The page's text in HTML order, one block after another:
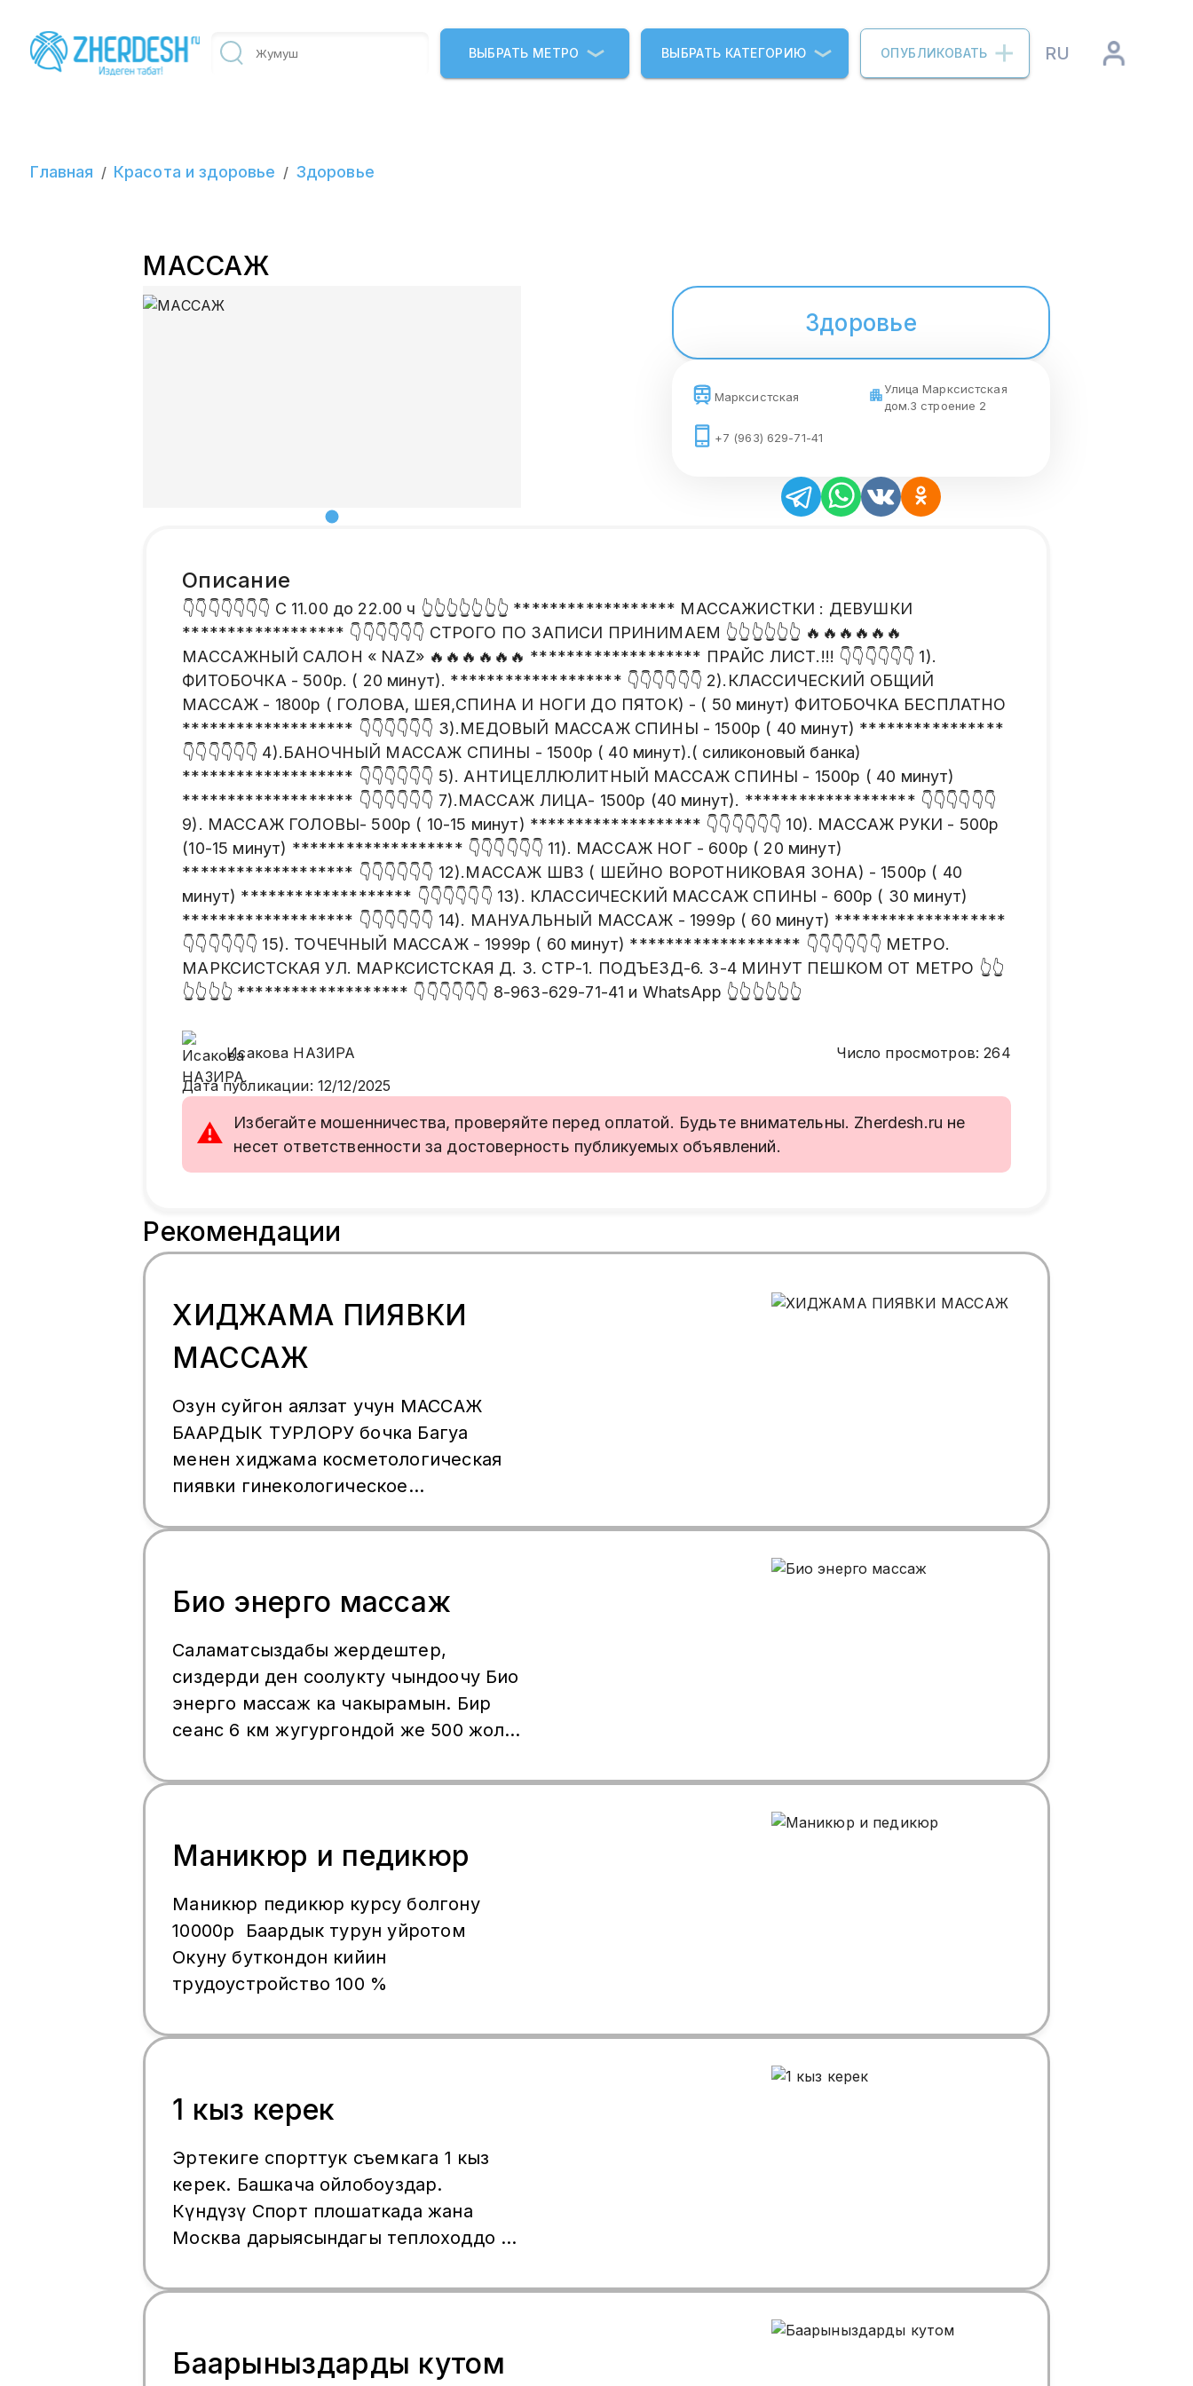
ВЫБРАТЬ МЕТРО ВЫБРАТЬ КАТЕГОРИЮ ОПУБЛИКОВАТЬ RU
Главная / Красота и здоровье / Здоровье
МАССАЖ
Здоровье
Марксистская
Улица Марксистская
дом.3 строение 2
+7 (963) 629-71-41
Описание
👇👇👇👇👇👇👇 С 11.00 до 22.00 ч 👆👆👆👆👆👆👆 ****************** МАССАЖИСТКИ : ДЕВУШКИ
****************** 👇👇👇👇👇👇 СТРОГО ПО ЗАПИСИ ПРИНИМАЕМ 👆👆👆👆👆👆 🔥🔥🔥🔥🔥🔥
МАССАЖНЫЙ САЛОН « NAZ» 🔥🔥🔥🔥🔥🔥 ******************* ПРАЙС ЛИСТ.!!! 👇👇👇👇👇👇 1).
ФИТОБОЧКА - 500р. ( 20 минут). ******************* 👇👇👇👇👇👇 2).КЛАССИЧЕСКИЙ ОБЩИЙ
МАССАЖ - 1800р ( ГОЛОВА, ШЕЯ,СПИНА И НОГИ ДО ПЯТОК) - ( 50 минут) ФИТОБОЧКА БЕСПЛАТНО
******************* 👇👇👇👇👇👇 3).МЕДОВЫЙ МАССАЖ СПИНЫ - 1500р ( 40 минут) ****************
👇👇👇👇👇👇 4).БАНОЧНЫЙ МАССАЖ СПИНЫ - 1500р ( 40 минут).( силиконовый банка)
******************* 👇👇👇👇👇👇 5). АНТИЦЕЛЛЮЛИТНЫЙ МАССАЖ СПИНЫ - 1500р ( 40 минут)
******************* 👇👇👇👇👇👇 7).МАССАЖ ЛИЦА- 1500р (40 минут). ******************* 👇👇👇👇👇👇
9). МАССАЖ ГОЛОВЫ- 500р ( 10-15 минут) ******************* 👇👇👇👇👇👇 10). МАССАЖ РУКИ - 500р
(10-15 минут) ******************* 👇👇👇👇👇👇 11). МАССАЖ НОГ - 600р ( 20 минут)
******************* 👇👇👇👇👇👇 12).МАССАЖ ШВЗ ( ШЕЙНО ВОРОТНИКОВАЯ ЗОНА) - 1500р ( 40
минут) ******************* 👇👇👇👇👇👇 13). КЛАССИЧЕСКИЙ МАССАЖ СПИНЫ - 600р ( 30 минут)
******************* 👇👇👇👇👇👇 14). МАНУАЛЬНЫЙ МАССАЖ - 1999р ( 60 минут) *******************
👇👇👇👇👇👇 15). ТОЧЕЧНЫЙ МАССАЖ - 1999р ( 60 минут) ******************* 👇👇👇👇👇👇 МЕТРО.
МАРКСИСТСКАЯ УЛ. МАРКСИСТСКАЯ Д. 3. СТР-1. ПОДЪЕЗД-6. 3-4 МИНУТ ПЕШКОМ ОТ МЕТРО 👆👆
👆👆👆👆 ******************* 👇👇👇👇👇👇 8-963-629-71-41 и WhatsApp 👆👆👆👆👆👆
Исакова НАЗИРА Число просмотров:264
Дата публикации: 12/12/2025
⚠
Избегайте мошенничества, проверяйте перед оплатой. Будьте внимательны. Zherdesh.ru не
несет ответственности за достоверность публикуемых объявлений.
Рекомендации
ХИДЖАМА ПИЯВКИ
МАССАЖ
Озун суйгон аялзат учун МАССАЖ
БААРДЫК ТУРЛОРУ бочка Багуа
менен хиджама косметологическая
пиявки гинекологическое
Био энерго массаж
Саламатсыздабы жердештер,
сиздерди ден соолукту чындоочу Био
энерго массаж ка чакырамын. Бир
сеанс 6 км жугургондой же 500 жолу
Он жолу кол менен массаж кылганга
алсаныздар болот.
Маникюр и педикюр
Маникюр педикюр курсу болгону
10000р Баардык турун уйротом
Окуну буткондон кийин
трудоустройство 100 %
1 кыз керек
Эртеңкиге спорттук съемкага 1 кыз
керек. Башкача ойлобоңуздар.
Күндүзү Спорт плошаткада жана
Москва дарыясындагы теплоходдо 2–
көрүнбөйт. Химкиге келе алгандар,
теплоходдун чыгымдарын толугу
Баарыныздарды кутом